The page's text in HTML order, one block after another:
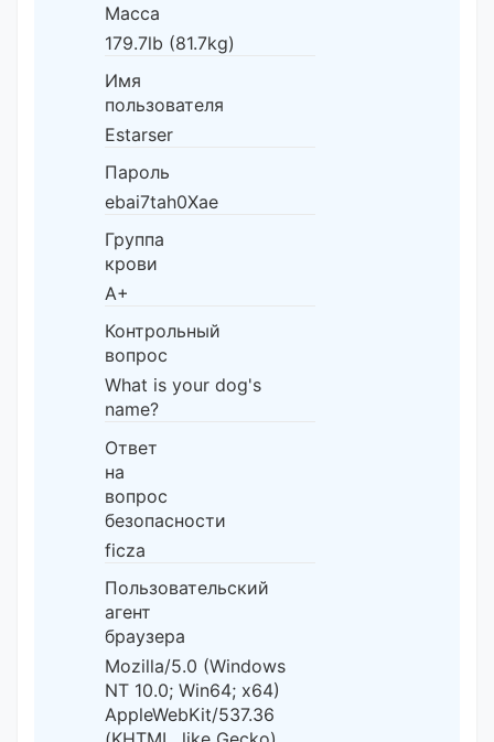
Масса
179.7lb (81.7kg)
Имя
пользователя
Estarser
Пароль
ebai7tah0Xae
Группа
крови
A+
Контрольный
вопрос
What is your dog's
name?
Ответ
на
вопрос
безопасности
ficza
Пользовательский
агент
браузера
Mozilla/5.0 (Windows
NT 10.0; Win64; x64)
AppleWebKit/537.36